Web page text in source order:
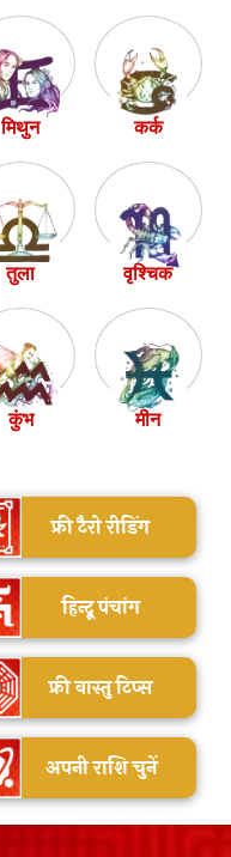
मिथुन कर्क
तुला वृश्चिक
कुंभ मीन
फ्री टैरो रीडिंग
हिन्दू पंचांग
फ्री वास्तु टिप्स
अपनी राशि चुनें